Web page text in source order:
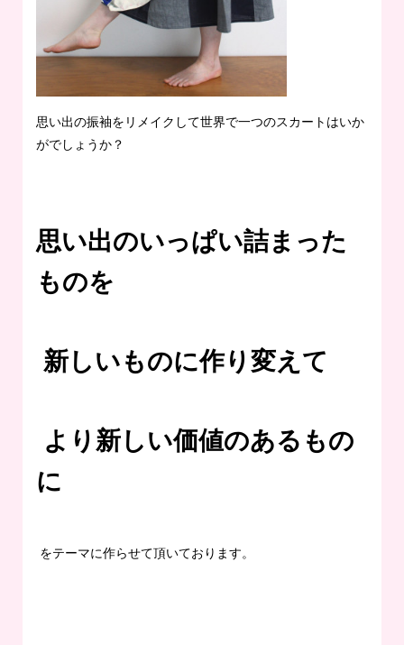
思い出の振袖をリメイクして世界で一つのスカートはいか
がでしょうか？
思い出のいっぱい詰まった
ものを
新しいものに作り変えて
より新しい価値のあるもの
に
をテーマに作らせて頂いております。